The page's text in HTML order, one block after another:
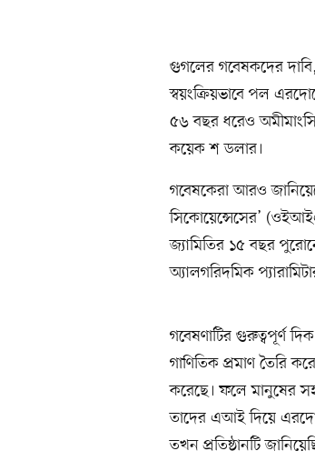
গুগলের গবেষকদের
স্বয়ংক্রিয়ভাবে পল
৫৬ বছর ধরেও
কয়েক শ ডলার।
গবেষকেরা আরও
সিকোয়েন্সেসের’
জ্যামিতির ১৫ বছর
অ্যালগরিদমিক
গবেষণাটির গুরুত্বপূর্ণ
গাণিতিক প্রমাণ তৈরি
করেছে। ফলে মানুষের
তাদের এআই দিয়ে
তখন প্রতিষ্ঠানটি